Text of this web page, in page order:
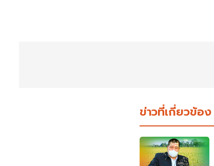
ข่าวที่เกี่ยวข้อง